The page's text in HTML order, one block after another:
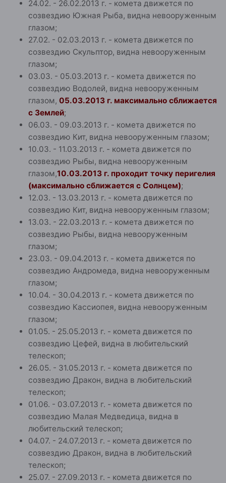
24.02. - 26.02.2013 г. - комета движется по
созвездию Южная Рыба, видна невооруженным
глазом;
27.02. - 02.03.2013 г. - комета движется по
созвездию Скульптор, видна невооруженным
глазом;
03.03. - 05.03.2013 г. - комета движется по
созвездию Водолей, видна невооруженным
глазом, 05.03.2013 г. максимально сближается
с Землей;
06.03. - 09.03.2013 г. - комета движется по
созвездию Кит, видна невооруженным глазом;
10.03. - 11.03.2013 г. - комета движется по
созвездию Рыбы, видна невооруженным
глазом,10.03.2013 г. проходит точку перигелия
(максимально сближается с Солнцем);
12.03. - 13.03.2013 г. - комета движется по
созвездию Кит, видна невооруженным глазом;
13.03. - 22.03.2013 г. - комета движется по
созвездию Рыбы, видна невооруженным
глазом;
23.03. - 09.04.2013 г. - комета движется по
созвездию Андромеда, видна невооруженным
глазом;
10.04. - 30.04.2013 г. - комета движется по
созвездию Кассиопея, видна невооруженным
глазом;
01.05. - 25.05.2013 г. - комета движется по
созвездию Цефей, видна в любительский
телескоп;
26.05. - 31.05.2013 г. - комета движется по
созвездию Дракон, видна в любительский
телескоп;
01.06. - 03.07.2013 г. - комета движется по
созвездию Малая Медведица, видна в
любительский телескоп;
04.07. - 24.07.2013 г. - комета движется по
созвездию Дракон, видна в любительский
телескоп;
25.07. - 27.09.2013 г. - комета движется по